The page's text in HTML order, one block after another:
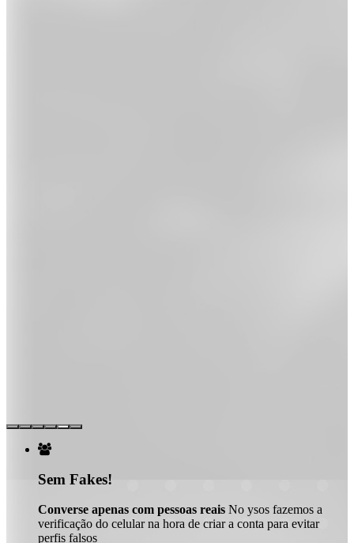

Sem Fakes!
Converse apenas com pessoas reais No ysos fazemos a
verificação do celular na hora de criar a conta para evitar
perfis falsos